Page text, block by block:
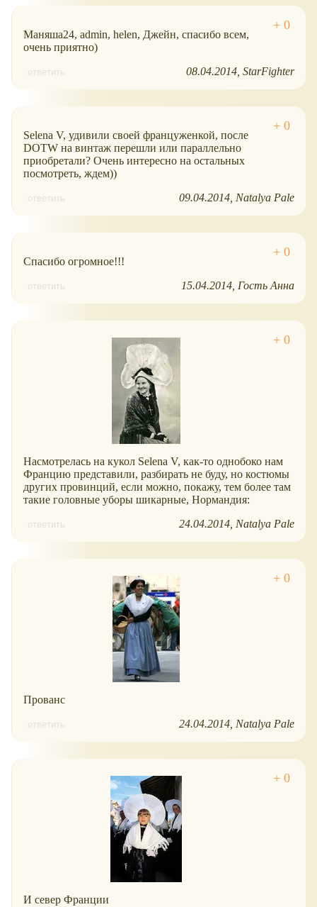
Маняша24, admin, helen, Джейн, спасибо всем,
очень приятно)
ответить 08.04.2014 StarFighter
Selena V, удивили своей француженкой, после
DOTW на винтаж перешли или параллельно
приобретали? Очень интересно на остальных
посмотреть, ждем))
ответить 09.04.2014 Natalya Pale
Спасибо огромное!!!
ответить 15.04.2014 Гость Анна
Насмотрелась на кукол Selena V, как-то однобоко нам
Францию представили, разбирать не буду, но костюмы
других провинций, если можно, покажу, тем более там
такие головные уборы шикарные, Нормандия:
ответить 24.04.2014 Natalya Pale
Прованс
ответить 24.04.2014 Natalya Pale
И север Франции